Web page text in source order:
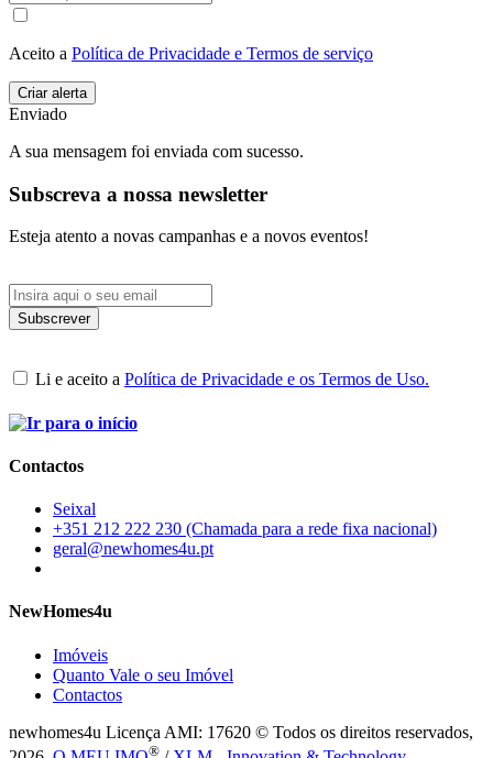
Aceito a Política de Privacidade e Termos de serviço
Enviado
A sua mensagem foi enviada com sucesso.
Subscreva a nossa newsletter
Esteja atento a novas campanhas e a novos eventos!
Li e aceito a Política de Privacidade e os Termos de Uso.
Contactos
Seixal
+351 212 222 230 (Chamada para a rede fixa nacional)
geral@newhomes4u.pt
NewHomes4u
Imóveis
Quanto Vale o seu Imóvel
Contactos
newhomes4u Licença AMI: 17620 © Todos os direitos reservados,
®